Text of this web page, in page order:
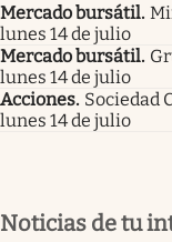
Mercado bursátil.
lunes 14 de julio
Mercado bursátil.
lunes 14 de julio
Acciones. Sociedad
lunes 14 de julio
Noticias de tu